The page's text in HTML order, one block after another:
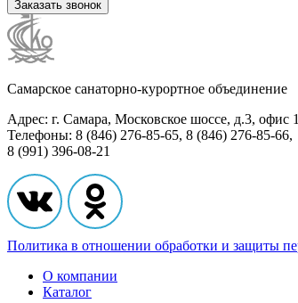
Заказать звонок
Самарское санаторно-курортное объединение
Адрес: г. Самара, Московское шоссе, д.3, офис
Телефоны: 8 (846) 276-85-65, 8 (846) 276-85-66,
8 (991) 396-08-21
Политика в отношении обработки и защиты
О компании
Каталог